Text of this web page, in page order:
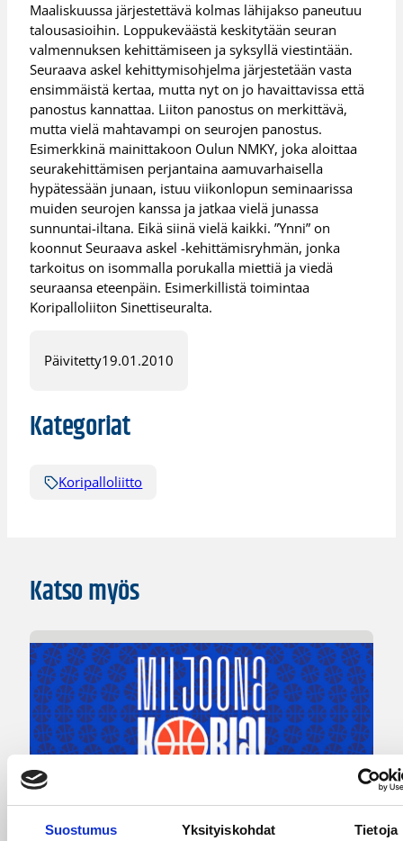
Suostumus Yksityiskohdat Tietoja
Maaliskuussa järjestettävä kolmas lähijakso paneutuu
talousasioihin. Loppukeväästä keskitytään seuran
valmennuksen kehittämiseen ja syksyllä viestintään.
Seuraava askel kehittymisohjelma järjestetään vasta
ensimmäistä kertaa, mutta nyt on jo havaittavissa että
panostus kannattaa. Liiton panostus on merkittävä,
mutta vielä mahtavampi on seurojen panostus.
Esimerkkinä mainittakoon Oulun NMKY, joka aloittaa
seurakehittämisen perjantaina aamuvarhaisella
hypätessään junaan, istuu viikonlopun seminaarissa
muiden seurojen kanssa ja jatkaa vielä junassa
sunnuntai-iltana. Eikä siinä vielä kaikki. ”Ynni” on
koonnut Seuraava askel -kehittämisryhmän, jonka
tarkoitus on isommalla porukalla miettiä ja viedä
seuraansa eteenpäin. Esimerkillistä toimintaa
Koripalloliiton Sinettiseuralta.
Päivitetty19.01.2010
Kategoriat
Koripalloliitto
Katso myös
Koripalloliitto 04.08.2026 12:00